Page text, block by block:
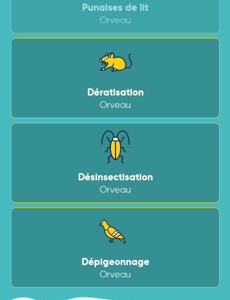
Punaises de lit
Orveau
Dératisation
Orveau
Désinsectisation
Orveau
Dépigeonnage
Orveau